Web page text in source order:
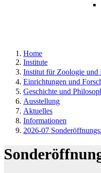
Home
Institute
Institut für Zoologie und
Einrichtungen und
Geschichte und
Ausstellung
Aktuelles
Informationen
2026-07